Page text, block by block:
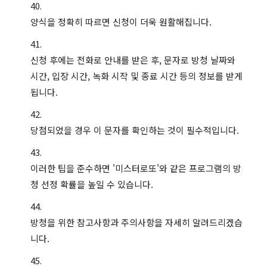
양식을 정확히 따르면 신청이 더욱 원활해집니다.
신청 후에는 전화로 안내를 받은 후, 문자로 방청 날짜와
시간, 입장 시간, 녹화 시작 및 종료 시간 등의 정보를 받게
됩니다.
당첨되었을 경우 이 문자를 확인하는 것이 필수적입니다.
이러한 팁을 준수하면 '미스터로또'와 같은 프로그램의 방
청 선정 확률을 높일 수 있습니다.
방청을 위한 참고사항과 주의사항을 자세히 알려드리겠습
니다.